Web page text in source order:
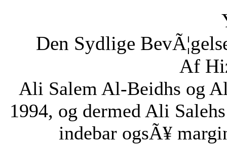
Den Sydlige
Af
Ali Salem Al-Beidhs og
1994, og dermed Ali
indebar ogsÃ¥